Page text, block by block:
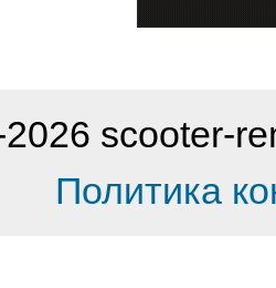
scooter-
Политика